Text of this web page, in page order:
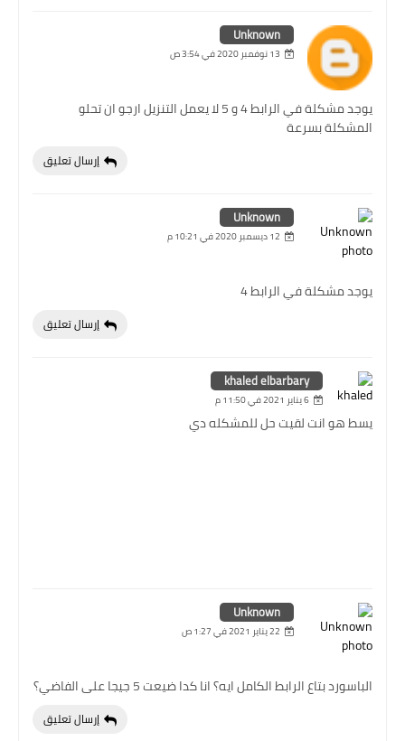
Unknown
13 نوفمبر 2020 في 3:54 ص
يوجد مشكلة في الرابط 4 و 5 لا يعمل التنزيل ارجو ان تحلو
المشكلة بسرعة
إرسال تعليق
Unknown
12 ديسمبر 2020 في 10:21 م
يوجد مشكلة في الرابط 4
إرسال تعليق
khaled elbarbary
6 يناير 2021 في 11:50 م
يسط هو انت لقيت حل للمشكله دي
Unknown
22 يناير 2021 في 1:27 ص
الباسورد بتاع الرابط الكامل ايه؟ انا كدا ضيعت 5 جيجا على الفاضي؟
إرسال تعليق